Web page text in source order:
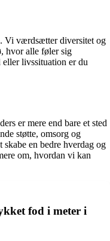
Vi værdsætter diversitet og
hvor alle føler sig
eller livssituation er du
er mere end bare et sted
støtte, omsorg og
en bedre hverdag og
om, hvordan vi kan
fod i meter i